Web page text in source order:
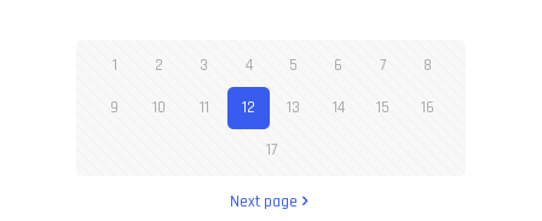
1 2 3 4 5 6 7 8
9 10 11 12 13 14 15 16
17
Next page